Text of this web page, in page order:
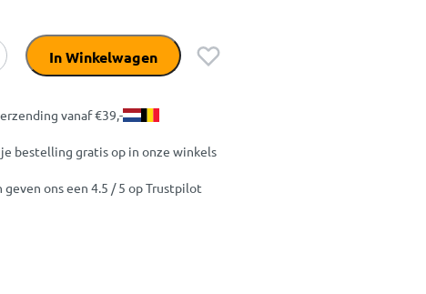
In Winkelwagen
vanaf €39,-
bestelling gratis op in onze winkels
geven ons een 4.5 / 5 op Trustpilot